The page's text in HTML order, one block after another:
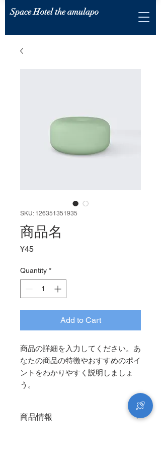
Space Hotel the amulapo
SKU: 126351351935
商品名
¥45Price
Quantity *
Add to Cart
商品の詳細を入力してください。あ
なたの商品の特徴やおすすめのポイ
ントをわかりやすく説明しましょ
う。
商品情報